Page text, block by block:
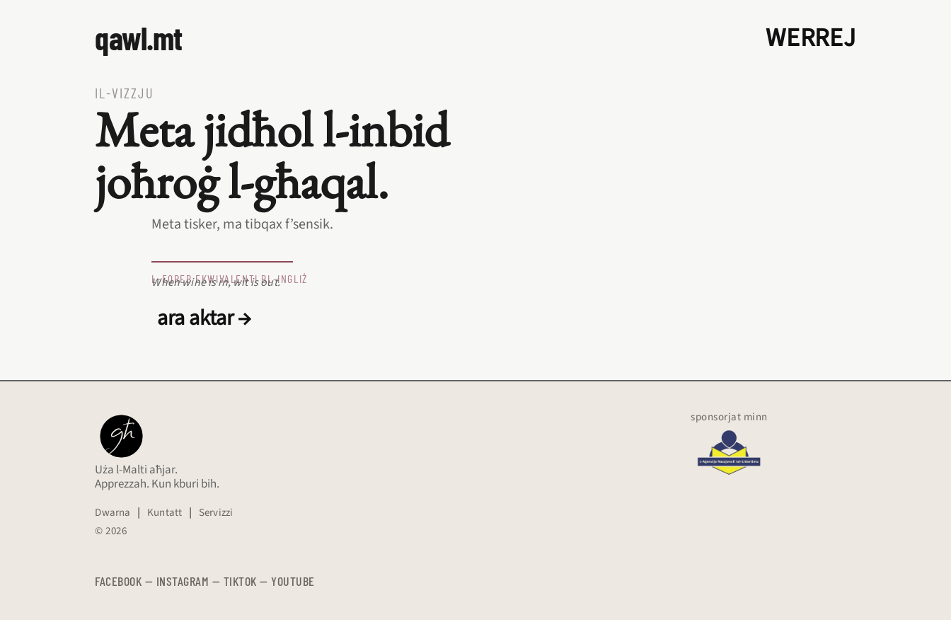
qawl.mt WERREJ
IL‑VIZZJU
Meta jidħol l‑inbid
joħroġ l‑għaqal.
Meta tisker, ma tibqax f’sensik.
L‑EQREB EKWIVALENTI BL‑INGLIŻ
When wine is in, wit is out.
ara aktar →
Uża l-Malti aħjar.
Apprezzah. Kun kburi bih.
Dwarna | Kuntatt | Servizzi
© 2026
FACEBOOK — INSTAGRAM — TIKTOK — YOUTUBE
sponsorjat minn